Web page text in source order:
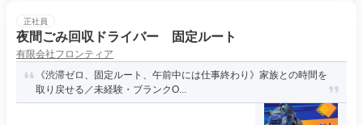
正社員
夜間ごみ回収ドライバー 固定ルート
有限会社フロンティア
《渋滞ゼロ、固定ルート、午前中には仕事終わり》家族との時間を
取り戻せる／未経験・ブランクO...